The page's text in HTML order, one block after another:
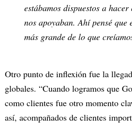
estábamos dispuestos a
nos apoyaban. Ahí pensé que
más grande de lo que
Otro punto de inflexión fue la
globales. “Cuando logramos que
como clientes fue otro momento
así, acompañados de clientes